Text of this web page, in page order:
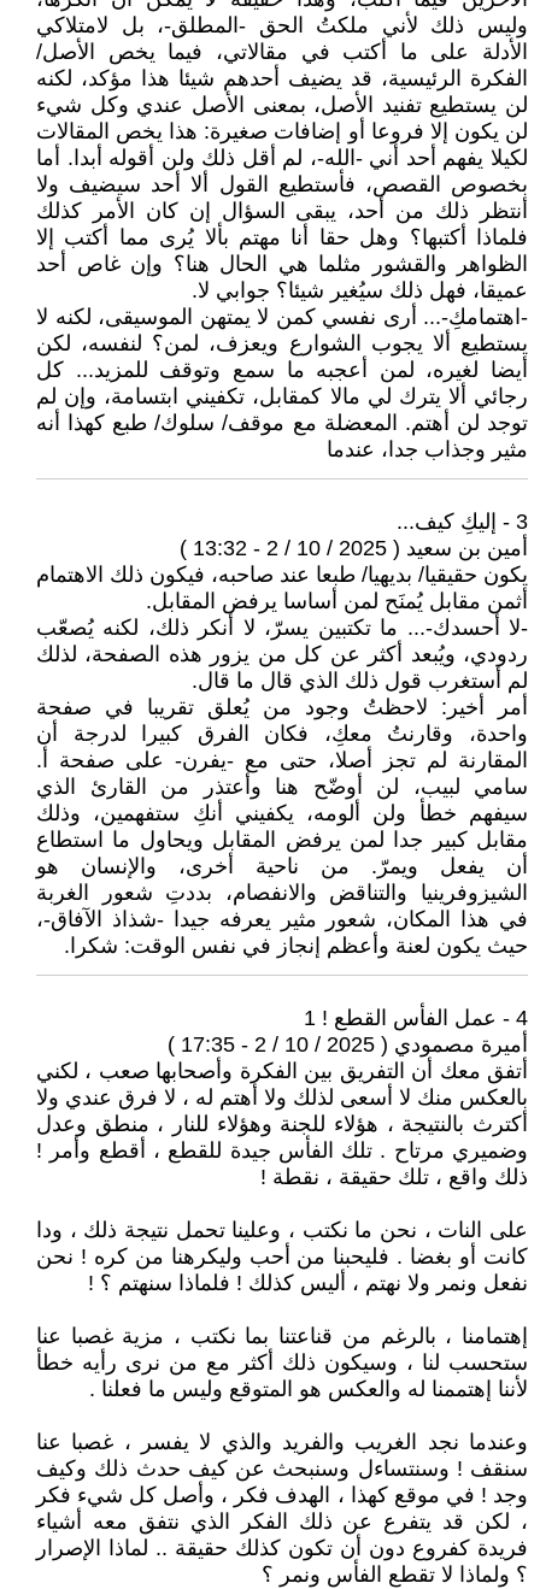
وليس ذلك لأني ملكتُ الحق -المطلق-، بل لامتلاكي
الأدلة على ما أكتب في مقالاتي، فيما يخص الأصل/
الفكرة الرئيسية، قد يضيف أحدهم شيئا هذا مؤكد، لكنه
لن يستطيع تفنيد الأصل، بمعنى الأصل عندي وكل شيء
لن يكون إلا فروعا أو إضافات صغيرة: هذا يخص المقالات
لكيلا يفهم أحد أني -الله-، لم أقل ذلك ولن أقوله أبدا. أما
بخصوص القصص، فأستطيع القول ألا أحد سيضيف ولا
أنتظر ذلك من أحد، يبقى السؤال إن كان الأمر كذلك
فلماذا أكتبها؟ وهل حقا أنا مهتم بألا يُرى مما أكتب إلا
الظواهر والقشور مثلما هي الحال هنا؟ وإن غاص أحد
عميقا، فهل ذلك سيُغير شيئا؟ جوابي لا.
-اهتمامكِ-... أرى نفسي كمن لا يمتهن الموسيقى، لكنه لا
يستطيع ألا يجوب الشوارع ويعزف، لمن؟ لنفسه، لكن
أيضا لغيره، لمن أعجبه ما سمع وتوقف للمزيد... كل
رجائي ألا يترك لي مالا كمقابل، تكفيني ابتسامة، وإن لم
توجد لن أهتم. المعضلة مع موقف/ سلوك/ طبع كهذا أنه
مثير وجذاب جدا، عندما
3 - إليكِ كيف...
أمين بن سعيد ( 2025 / 10 / 2 - 13:32 )
يكون حقيقيا/ بديهيا/ طبعا عند صاحبه، فيكون ذلك الاهتمام
أثمن مقابل يُمنَح لمن أساسا يرفض المقابل.
-لا أحسدك-... ما تكتبين يسرّ، لا أنكر ذلك، لكنه يُصعّب
ردودي، ويُبعد أكثر عن كل من يزور هذه الصفحة، لذلك
لم أستغرب قول ذلك الذي قال ما قال.
أمر أخير: لاحظتُ وجود من يُعلق تقريبا في صفحة
واحدة، وقارنتُ معكِ، فكان الفرق كبيرا لدرجة أن
المقارنة لم تجز أصلا، حتى مع -يفرن- على صفحة أ.
سامي لبيب، لن أوضّح هنا وأعتذر من القارئ الذي
سيفهم خطأ ولن ألومه، يكفيني أنكِ ستفهمين، وذلك
مقابل كبير جدا لمن يرفض المقابل ويحاول ما استطاع
أن يفعل ويمرّ. من ناحية أخرى، والإنسان هو
الشيزوفرينيا والتناقض والانفصام، بددتِ شعور الغربة
في هذا المكان، شعور مثير يعرفه جيدا -ش‍ذاذ الآفاق-،
حيث يكون لعنة وأعظم إنجاز في نفس الوقت: شكرا.
4 - عمل الفأس القطع ! 1
أميرة مصمودي ( 2025 / 10 / 2 - 17:35 )
أتفق معك أن التفريق بين الفكرة وأصحابها صعب ، لكني
بالعكس منك لا أسعى لذلك ولا أهتم له ، لا فرق عندي ولا
أكترث بالنتيجة ، هؤلاء للجنة وهؤلاء للنار ، منطق وعدل
وضميري مرتاح . تلك الفأس جيدة للقطع ، أقطع وأمر !
ذلك واقع ، تلك حقيقة ، نقطة !
على النات ، نحن ما نكتب ، وعلينا تحمل نتيجة ذلك ، ودا
كانت أو بغضا . فليحبنا من أحب وليكرهنا من كره ! نحن
نفعل ونمر ولا نهتم ، أليس كذلك ! فلماذا سنهتم ؟ !
إهتمامنا ، بالرغم من قناعتنا بما نكتب ، مزية غصبا عنا
ستحسب لنا ، وسيكون ذلك أكثر مع من نرى رأيه خطأ
لأننا إهتممنا له والعكس هو المتوقع وليس ما فعلنا .
وعندما نجد الغريب والفريد والذي لا يفسر ، غصبا عنا
سنقف ! وسنتساءل وسنبحث عن كيف حدث ذلك وكيف
وجد ! في موقع كهذا ، الهدف فكر ، وأصل كل شيء فكر
، لكن قد يتفرع عن ذلك الفكر الذي نتفق معه أشياء
فريدة كفروع دون أن تكون كذلك حقيقة .. لماذا الإصرار
؟ ولماذا لا تقطع الفأس ونمر ؟